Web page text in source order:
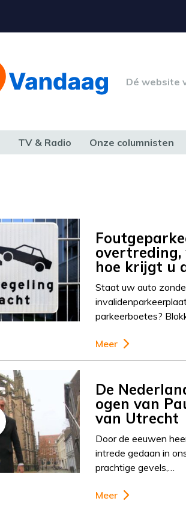
Dé website
TV & Radio Onze columnisten
overtreding,
hoe krijgt u
Staat uw auto
parkeerboetes?
Meer
De
ogen van
van Utrecht
Door de eeuwen
intrede gedaan in
prachtige gevels,…
Meer